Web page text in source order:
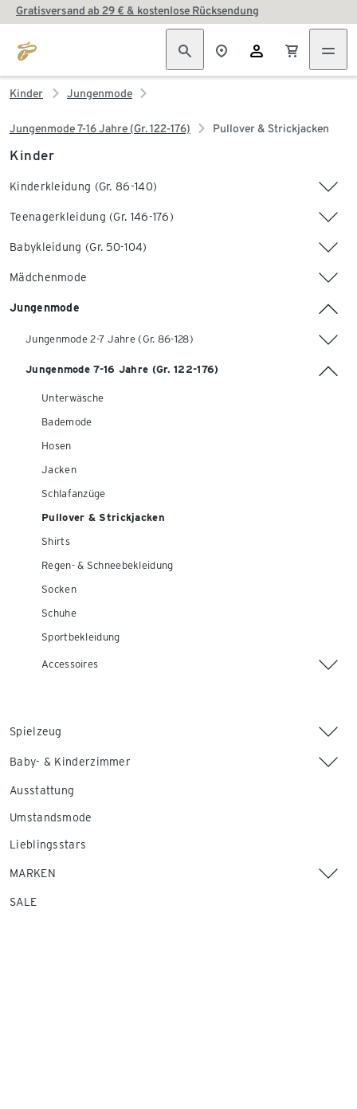
Gratisversand ab 29 € & kostenlose Rücksendung
Kinder Jungenmode
Jungenmode 7-16 Jahre (Gr. 122-176) Pullover & Strickjacken
Kinder
Kinderkleidung (Gr. 86-140)
Teenagerkleidung (Gr. 146-176)
Babykleidung (Gr. 50-104)
Mädchenmode
Jungenmode
Jungenmode 2-7 Jahre (Gr. 86-128)
Jungenmode 7-16 Jahre (Gr. 122-176)
Unterwäsche
Bademode
Hosen
Jacken
Schlafanzüge
Pullover & Strickjacken
Shirts
Regen- & Schneebekleidung
Socken
Schuhe
Sportbekleidung
Accessoires
Spielzeug
Baby- & Kinderzimmer
Ausstattung
Umstandsmode
Lieblingsstars
MARKEN
SALE